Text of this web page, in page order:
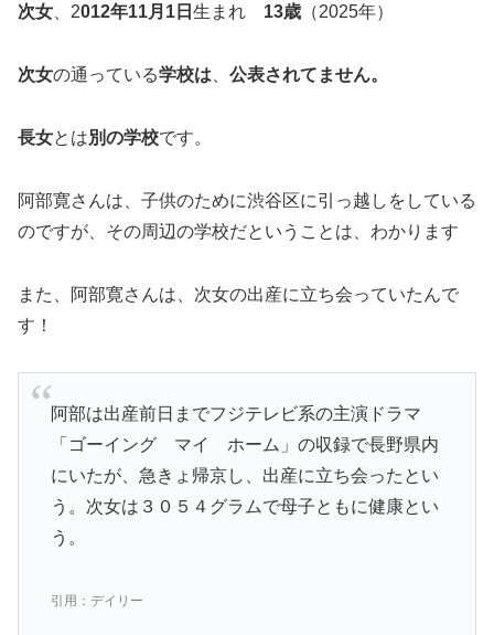
次女 、2012年11月1日 生まれ 13歳 （2025年）
次女の通っている学校は 公表されてません。
長女とは別の学校です。
阿部寛さんは、子供のために渋谷区に引っ越しをしている
のですが、その周辺の学校だということは、わかります
また、阿部寛さんは、次女の出産に立ち会っていたんで
す！
阿部は出産前日までフジテレビ系の主演ドラマ
「ゴーイング マイ ホーム」の収録で長野県内
にいたが、急きょ帰京し、出産に立ち会ったとい
う。次女は３０５４グラムで母子ともに健康とい
う。
引用：デイリー